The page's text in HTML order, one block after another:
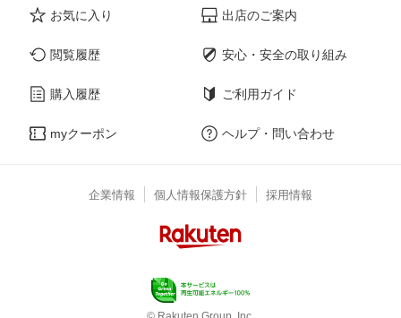
お気に入り
閲覧履歴
購入履歴
myクーポン
出店のご案内
安心・安全の取り組み
ご利用ガイド
ヘルプ・問い合わせ
企業情報 個人情報保護方針 採用情報